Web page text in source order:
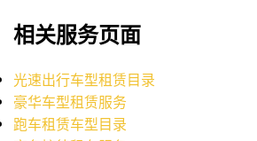
相关服务页面
光速出行车型租赁目录
豪华车型租赁服务
跑车租赁车型目录